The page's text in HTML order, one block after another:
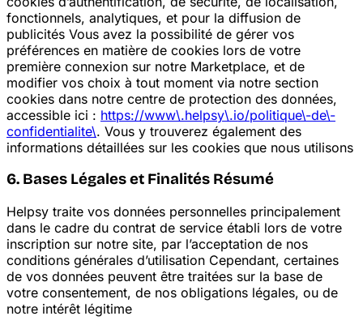
fonctionnels, analytiques, et pour la diffusion de
publicités Vous avez la possibilité de gérer vos
préférences en matière de cookies lors de votre
première connexion sur notre Marketplace, et de
modifier vos choix à tout moment via notre section
cookies dans notre centre de protection des données,
accessible ici : https://www\.helpsy\.io/politique\-de\-
confidentialite\. Vous y trouverez également des
informations détaillées sur les cookies que nous utilisons
6. Bases Légales et Finalités Résumé
Helpsy traite vos données personnelles principalement
dans le cadre du contrat de service établi lors de votre
inscription sur notre site, par l’acceptation de nos
conditions générales d’utilisation Cependant, certaines
de vos données peuvent être traitées sur la base de
votre consentement, de nos obligations légales, ou de
notre intérêt légitime